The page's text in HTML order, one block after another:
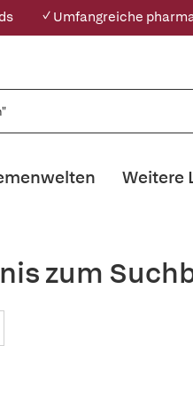
✓ Umfangreiche
Weitere
zum